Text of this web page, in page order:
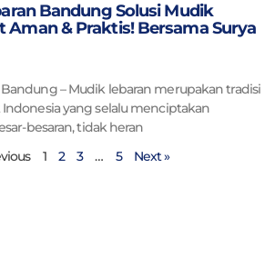
Bandung Solusi Mudik
Aman & Praktis! Bersama Surya
– Mudik lebaran merupakan tradisi
yang selalu menciptakan
besaran, tidak heran
1 2 3 … 5 Next »